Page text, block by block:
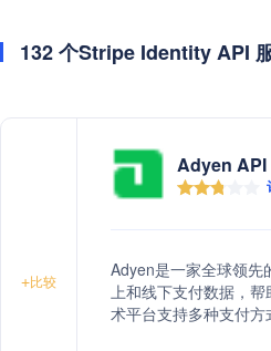
132 个Stripe Identity API
+比较
Adyen API
Adyen是一家全球领先
上和线下支付数据，
术平台支持多种支付